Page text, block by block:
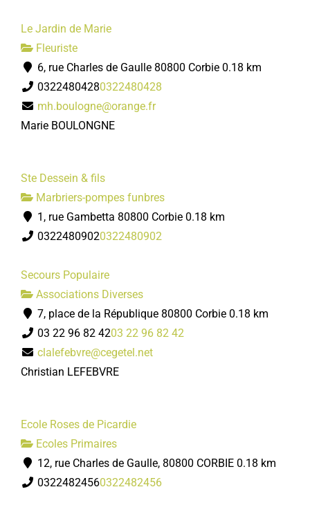
Le Jardin de Marie
Fleuriste
6, rue Charles de Gaulle 80800 Corbie 0.18 km
03224804280322480428
mh.boulogne@orange.fr
Marie BOULONGNE
Ste Dessein & fils
Marbriers-pompes funbres
1, rue Gambetta 80800 Corbie 0.18 km
03224809020322480902
Secours Populaire
Associations Diverses
7, place de la République 80800 Corbie 0.18 km
03 22 96 82 4203 22 96 82 42
clalefebvre@cegetel.net
Christian LEFEBVRE
Ecole Roses de Picardie
Ecoles Primaires
12, rue Charles de Gaulle, 80800 CORBIE 0.18 km
03224824560322482456